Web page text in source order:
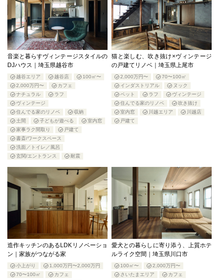
音楽と暮らすヴィンテージスタイルの
DJハウス｜埼玉県越谷市
越谷エリア 越谷店
100㎡〜
2,000万円〜
カフェ
ナチュラル
ラフ
ヴィンテージ
住んでる家のリノベ
収納
土間
子どもが遊べる
室内窓
家事ラク間取り
戸建て
書斎/ワークスペース
洗面／トイレ／風呂
玄関/エントランス
耐震
猫と楽しむ、吹き抜け×ヴィンテージ
の戸建てリノベ｜埼玉県上尾市
2,000万円〜
70〜100㎡
インダストリアル
ヌック
ペット
ラフ
ヴィンテージ
住んでる家のリノベ
吹き抜け
室内窓
川越エリア
川越店
戸建て
造作キッチンのあるLDKリノベーショ
ン｜家族がつながる家
小上がり
1,000万円〜2,000万円
70〜100㎡
カフェ
愛犬との暮らしに寄り添う、上質ホテ
ルライク空間｜埼玉県川口市
100㎡〜
2,000万円〜
さいたまエリア
カフェ